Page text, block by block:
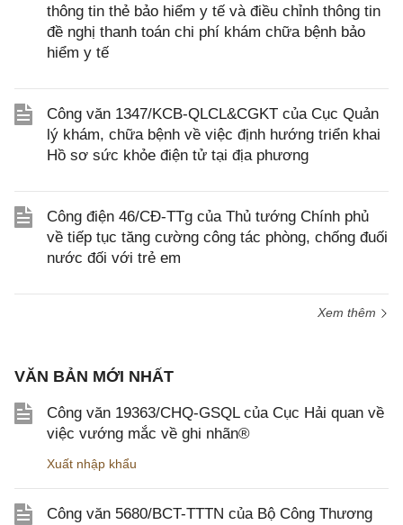
thông tin thẻ bảo hiểm y tế và điều chỉnh thông tin
đề nghị thanh toán chi phí khám chữa bệnh bảo
hiểm y tế
Công văn 1347/KCB-QLCL&CGKT của Cục Quản
lý khám, chữa bệnh về việc định hướng triển khai
Hồ sơ sức khỏe điện tử tại địa phương
Công điện 46/CĐ-TTg của Thủ tướng Chính phủ
về tiếp tục tăng cường công tác phòng, chống đuối
nước đối với trẻ em
Xem thêm
VĂN BẢN MỚI NHẤT
Công văn 19363/CHQ-GSQL của Cục Hải quan về
việc vướng mắc về ghi nhãn®
Xuất nhập khẩu
Công văn 5680/BCT-TTTN của Bộ Công Thương